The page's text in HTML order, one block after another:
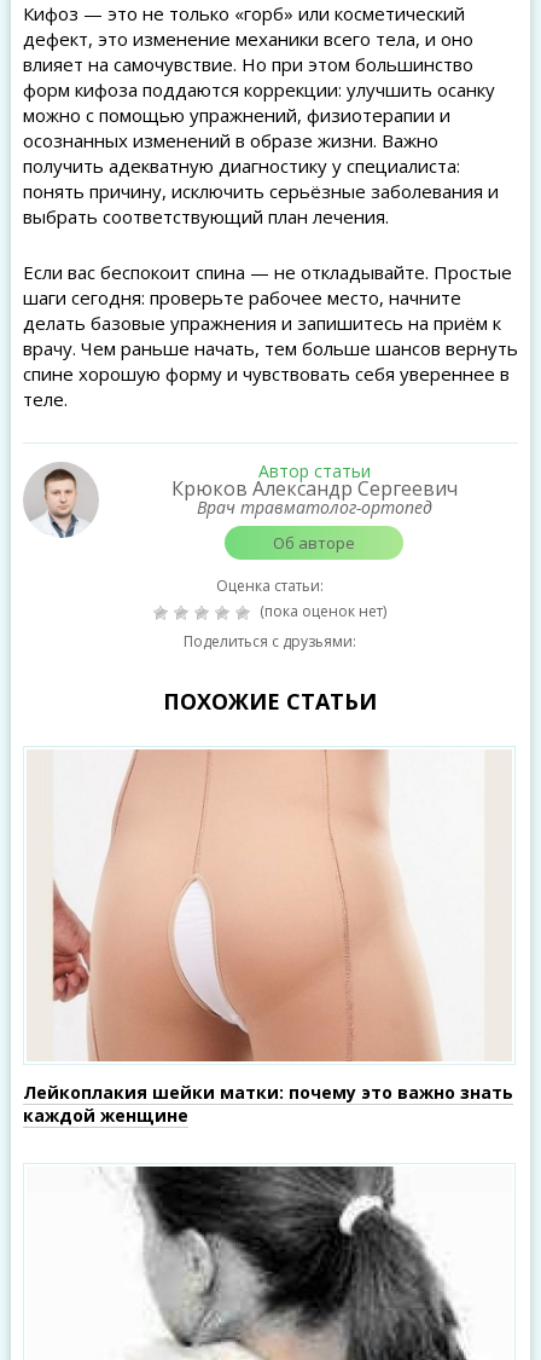
Кифоз — это не только «горб» или косметический
дефект, это изменение механики всего тела, и оно
влияет на самочувствие. Но при этом большинство
форм кифоза поддаются коррекции: улучшить осанку
можно с помощью упражнений, физиотерапии и
осознанных изменений в образе жизни. Важно
получить адекватную диагностику у специалиста:
понять причину, исключить серьёзные заболевания и
выбрать соответствующий план лечения.
Если вас беспокоит спина — не откладывайте. Простые
шаги сегодня: проверьте рабочее место, начните
делать базовые упражнения и запишитесь на приём к
врачу. Чем раньше начать, тем больше шансов вернуть
спине хорошую форму и чувствовать себя увереннее в
теле.
Автор статьи
Крюков Александр Сергеевич
Врач травматолог-ортопед
Об авторе
Оценка статьи:
(пока оценок нет)
Поделиться с друзьями:
ПОХОЖИЕ СТАТЬИ
Лейкоплакия шейки матки: почему это важно знать
каждой женщине